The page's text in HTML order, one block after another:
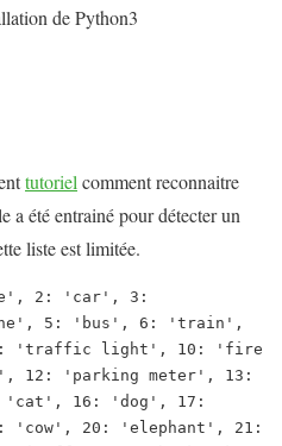
de Python3
tutoriel comment reconnaitre
a été entrainé pour détecter un
liste est limitée.
2: 'car', 3:
5: 'bus', 6: 'train',
'traffic light', 10: 'fire
12: 'parking meter', 13:
'cat', 16: 'dog', 17:
'cow', 20: 'elephant', 21: